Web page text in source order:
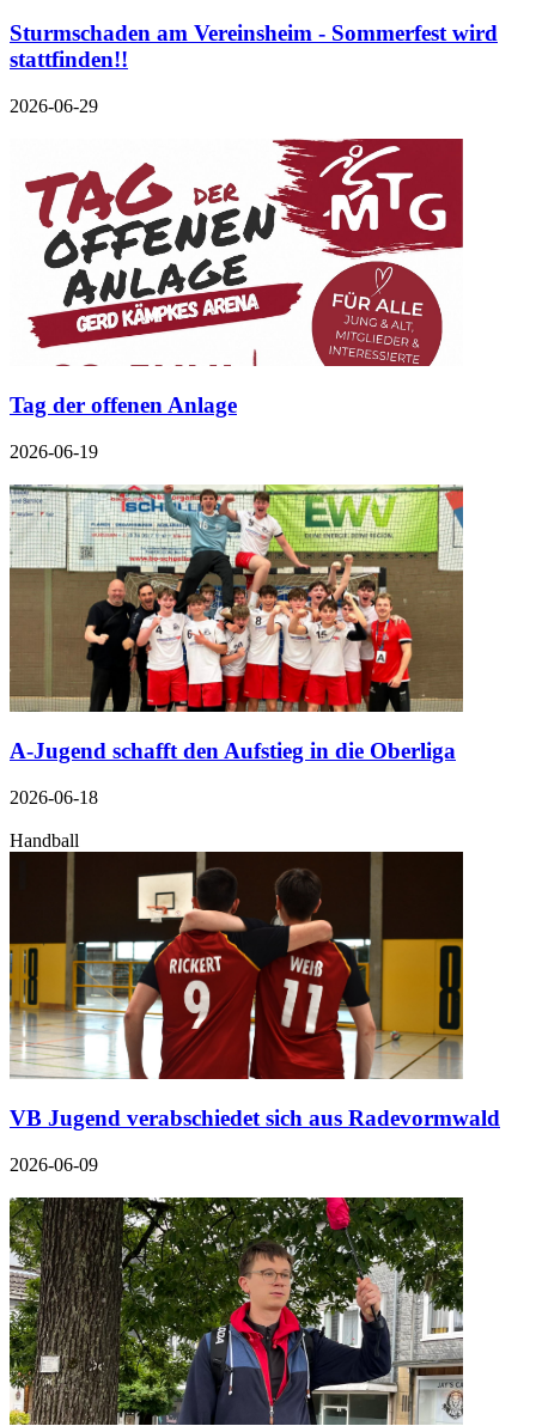
Sturmschaden am Vereinsheim - Sommerfest wird
stattfinden!!
2026-06-29
Tag der offenen Anlage
2026-06-19
A-Jugend schafft den Aufstieg in die Oberliga
2026-06-18
Handball
VB Jugend verabschiedet sich aus Radevormwald
2026-06-09